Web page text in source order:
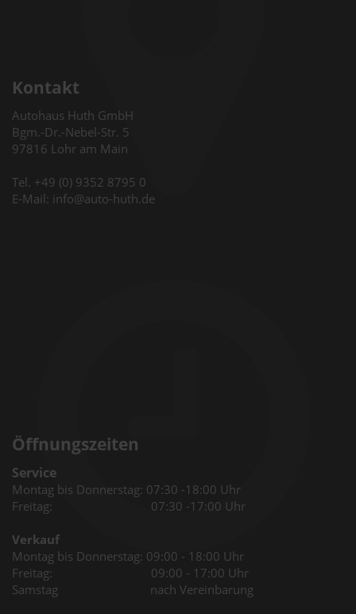
Kontakt
Autohaus Huth GmbH
Bgm.-Dr.-Nebel-Str. 5
97816 Lohr am Main
Tel. +49 (0) 9352 8795 0
E-Mail: info@auto-huth.de
Öffnungszeiten
Service
Montag bis Donnerstag: 07:30 -18:00 Uhr
Freitag: 07:30 -17:00 Uhr
Verkauf
Montag bis Donnerstag: 09:00 - 18:00 Uhr
Freitag: 09:00 - 17:00 Uhr
Samstag nach Vereinbarung